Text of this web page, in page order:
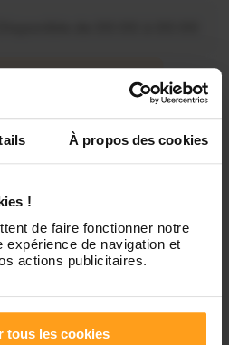
À propos des cookies
!
de faire fonctionner notre
expérience de navigation et
actions publicitaires.
tous les cookies
Disponible de 00:00 à 00:30
de 00:00 à 00:00
de 00:00 à 00:00
de 00:00 à 00:00
de 00:00 à 00:00
de Fiona ?